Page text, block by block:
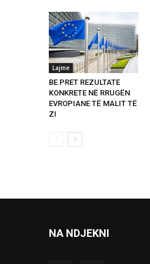
Lajme
BE PRET REZULTATE
KONKRETE NË RRUGËN
EVROPIANE TË MALIT TË
ZI
NA NDJEKNI